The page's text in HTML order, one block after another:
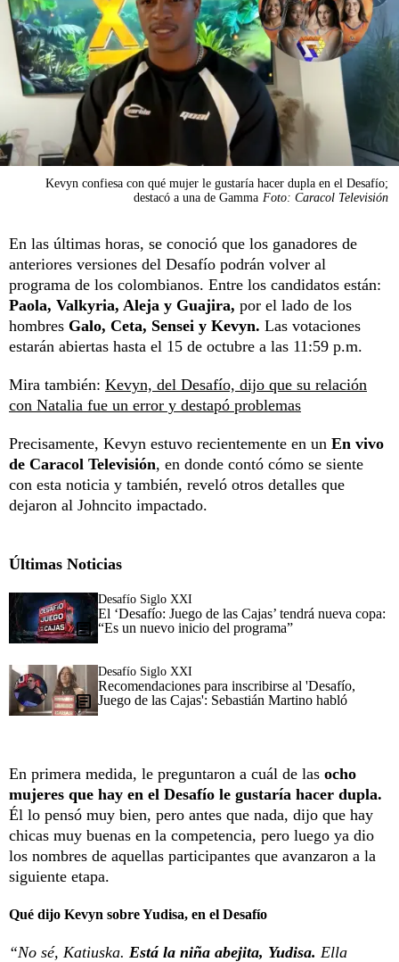
Kevyn confiesa con qué mujer le gustaría hacer dupla en el Desafío;
destacó a una de Gamma Foto: Caracol Televisión
En las últimas horas, se conoció que los ganadores de
anteriores versiones del Desafío podrán volver al
programa de los colombianos. Entre los candidatos están:
Paola, Valkyria, Aleja y Guajira, por el lado de los
hombres Galo, Ceta, Sensei y Kevyn. Las votaciones
estarán abiertas hasta el 15 de octubre a las 11:59 p.m.
Mira también: Kevyn, del Desafío, dijo que su relación
con Natalia fue un error y destapó problemas
Precisamente, Kevyn estuvo recientemente en un En vivo
de Caracol Televisión, en donde contó cómo se siente
con esta noticia y también, reveló otros detalles que
dejaron al Johncito impactado.
Últimas Noticias
Desafío Siglo XXI
El ‘Desafío: Juego de las Cajas’ tendrá nueva copa:
“Es un nuevo inicio del programa”
Desafío Siglo XXI
Recomendaciones para inscribirse al 'Desafío,
Juego de las Cajas': Sebastián Martino habló
En primera medida, le preguntaron a cuál de las ocho
mujeres que hay en el Desafío le gustaría hacer dupla.
Él lo pensó muy bien, pero antes que nada, dijo que hay
chicas muy buenas en la competencia, pero luego ya dio
los nombres de aquellas participantes que avanzaron a la
siguiente etapa.
Qué dijo Kevyn sobre Yudisa, en el Desafío
“No sé, Katiuska. Está la niña abejita, Yudisa. Ella